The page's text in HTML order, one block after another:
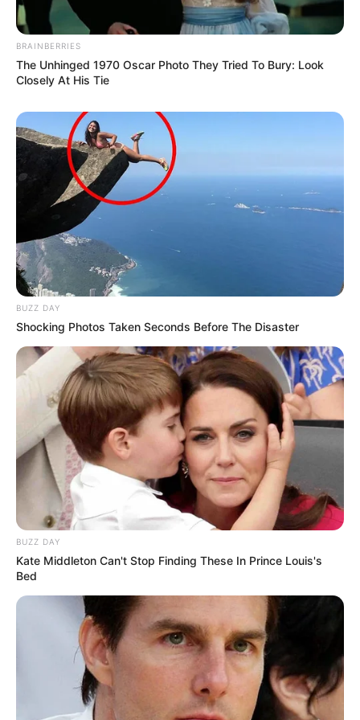
Στη συνέχεια, ευχαρίστησε τον Πρόεδρο Τραμπ και του
ζήτησε να «επιδείξει τη μέγιστη δυνατή προσοχή για να
διαφυλάξει τις ζωές των πολιτών και των
συμπατριωτών του».
«Ο λαός του Ιράν είναι οι φυσικοί σας σύμμαχοι
και σύμμαχοι του ελεύθερου κόσμου και δεν θα
ξεχάσουν τη βοήθειά σας κατά τη διάρκεια της
πιο δύσκολης περιόδου της σύγχρονης ιστορίας
του Ιράν».
Ο Παχλαβί ολοκλήρωσε το μήνυμά του λέγοντας στον
ιρανικό λαό να προετοιμαστεί για «τελική δράση την
κατάλληλη στιγμή».
«Είμαστε πολύ κοντά στην τελική νίκη. Ελπίζω να
είμαι μαζί σας το συντομότερο δυνατό, ώστε μαζί
BRAINBERRIES
The Unhinged 1970 Oscar Photo They Tried To Bury: Look
Closely At His Tie
BUZZ DAY
Shocking Photos Taken Seconds Before The Disaster
BUZZ DAY
Kate Middleton Can't Stop Finding These In Prince Louis's
Bed